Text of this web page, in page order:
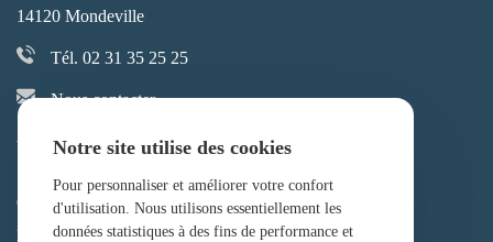
Notre site utilise des cookies
Pour personnaliser et améliorer votre confort
d'utilisation. Nous utilisons essentiellement les
données statistiques à des fins de performance et
14120 Mondeville
Tél. 02 31 35 25 25
Nous contacter
Contact
Locaux
Services aux
entreprises
Gestion des locaux
Logements
meublés